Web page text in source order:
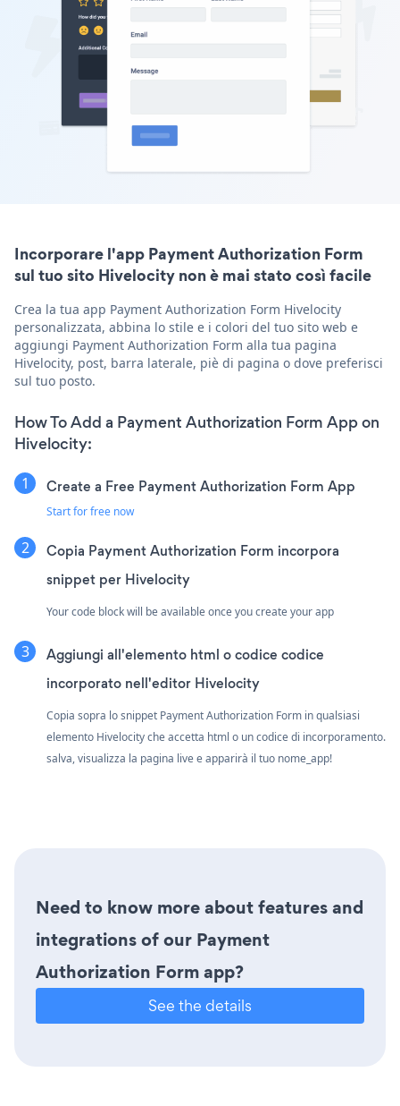
Incorporare l'app Payment Authorization Form
sul tuo sito Hivelocity non è mai stato così facile
Crea la tua app Payment Authorization Form Hivelocity
personalizzata, abbina lo stile e i colori del tuo sito web e
aggiungi Payment Authorization Form alla tua pagina
Hivelocity, post, barra laterale, piè di pagina o dove preferisci
sul tuo posto.
How To Add a Payment Authorization Form App on
Hivelocity:
Create a Free Payment Authorization Form App
Start for free now
Copia Payment Authorization Form incorpora
snippet per Hivelocity
Your code block will be available once you create your app
Aggiungi all'elemento html o codice codice
incorporato nell'editor Hivelocity
Copia sopra lo snippet Payment Authorization Form in qualsiasi
elemento Hivelocity che accetta html o un codice di incorporamento.
salva, visualizza la pagina live e apparirà il tuo nome_app!
Need to know more about features and
integrations of our Payment
Authorization Form app?
See the details